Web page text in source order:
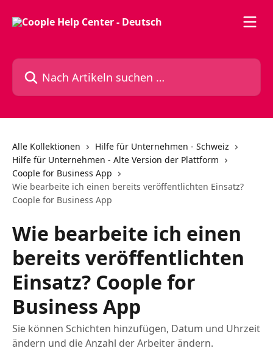
Nach Artikeln suchen …
Alle Kollektionen
Hilfe für Unternehmen - Schweiz
Hilfe für Unternehmen - Alte Version der Plattform
Coople for Business App
Wie bearbeite ich einen bereits veröffentlichten Einsatz?
Coople for Business App
Wie bearbeite ich einen
bereits veröffentlichten
Einsatz? Coople for
Business App
Sie können Schichten hinzufügen, Datum und Uhrzeit
ändern und die Anzahl der Arbeiter ändern.